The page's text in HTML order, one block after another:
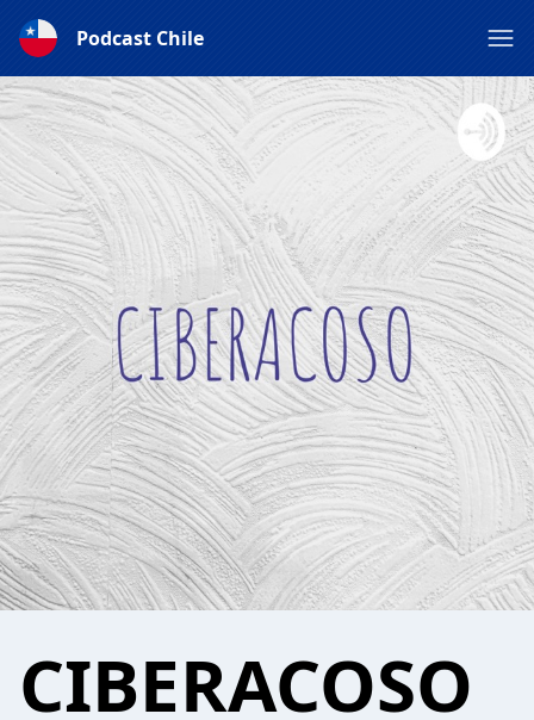
Podcast Chile
CIBERACOSO